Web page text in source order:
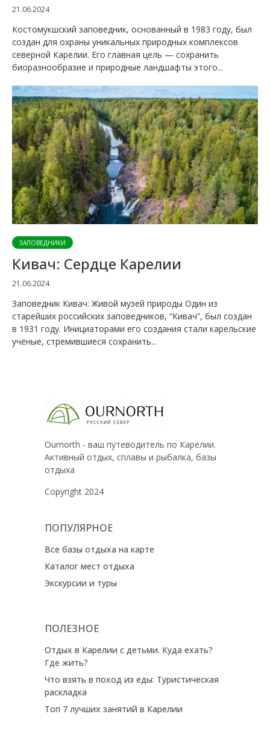
21.06.2024
Костомукшский заповедник, основанный в 1983 году, был
создан для охраны уникальных природных комплексов
северной Карелии. Его главная цель — сохранить
биоразнообразие и природные ландшафты этого...
ЗАПОВЕДНИКИ
Кивач: Сердце Карелии
21.06.2024
Заповедник Кивач: Живой музей природы Один из
старейших российских заповедников, “Кивач”, был создан
в 1931 году. Инициаторами его создания стали карельские
учёные, стремившиеся сохранить...
Ournorth - ваш путеводитель по Карелии.
Активный отдых, сплавы и рыбалка, базы
отдыха
Copyright 2024
ПОПУЛЯРНОЕ
Все базы отдыха на карте
Каталог мест отдыха
Экскурсии и туры
ПОЛЕЗНОЕ
Отдых в Карелии с детьми. Куда ехать?
Где жить?
Что взять в поход из еды: Туристическая
раскладка
Топ 7 лучших занятий в Карелии